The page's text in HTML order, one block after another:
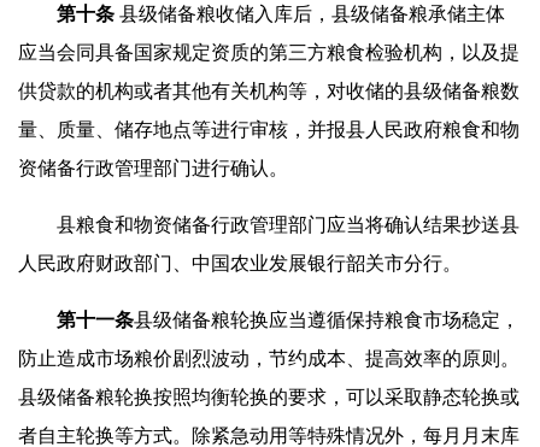
第十条 县级储备粮收储入库后，县级储备粮承储主体
应当会同具备国家规定资质的第三方粮食检验机构，以及提
供贷款的机构或者其他有关机构等，对收储的县级储备粮数
量、质量、储存地点等进行审核，并报县人民政府粮食和物
资储备行政管理部门进行确认。
县粮食和物资储备行政管理部门应当将确认结果抄送县
人民政府财政部门、中国农业发展银行韶关市分行。
第十一条县级储备粮轮换应当遵循保持粮食市场稳定，
防止造成市场粮价剧烈波动，节约成本、提高效率的原则。
县级储备粮轮换按照均衡轮换的要求，可以采取静态轮换或
者自主轮换等方式。除紧急动用等特殊情况外，每月月末库